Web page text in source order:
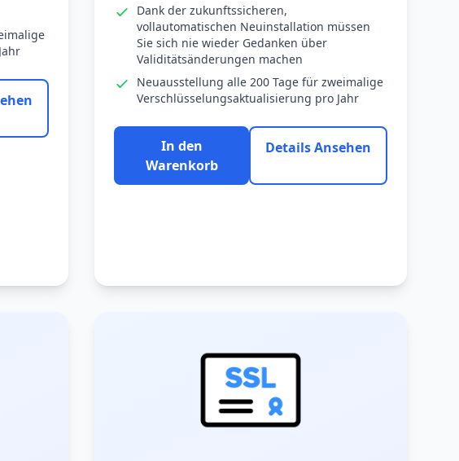
Dank der zukunftssicheren,
vollautomatischen Neuinstallation müssen
Sie sich nie wieder Gedanken über
Validitätsänderungen machen
Neuausstellung alle 200 Tage für zweimalige
Verschlüsselungsaktualisierung pro Jahr
In den
Warenkorb
Details Ansehen